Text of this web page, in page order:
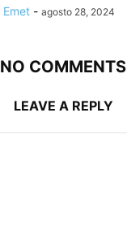
Emet - agosto 28, 2024
NO COMMENTS
LEAVE A REPLY